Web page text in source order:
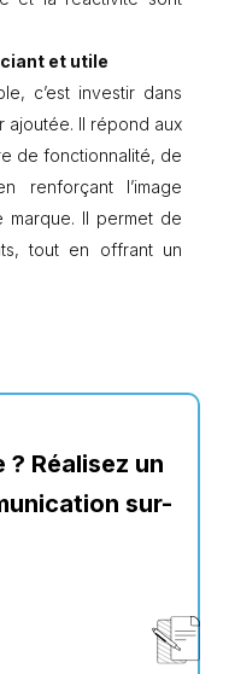
et utile
c’est investir dans
ajoutée. Il répond aux
de fonctionnalité, de
renforçant l’image
Il permet de
tout en offrant un
Réalisez un
sur-